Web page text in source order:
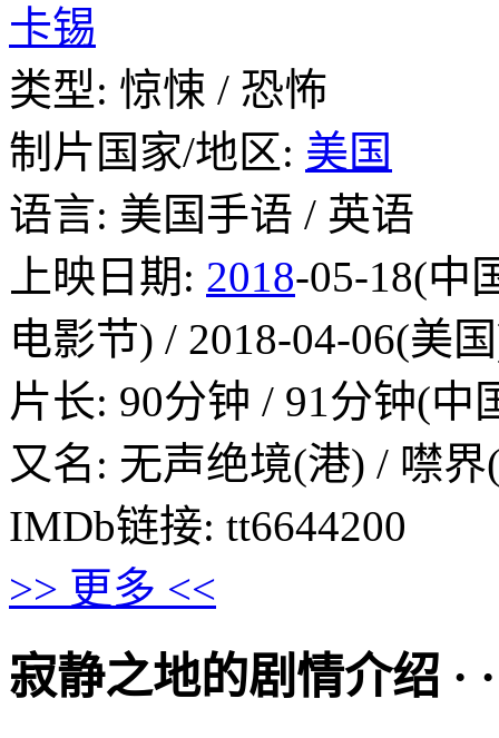
卡锡
类型: 惊悚 / 恐怖
制片国家/地区: 美国
语言: 美国手语 / 英语
上映日期: 2018-05-18(中
电影节) / 2018-04-06(美
片长: 90分钟 / 91分钟(中
又名: 无声绝境(港) / 噤
IMDb链接: tt6644200
>> 更多 <<
寂静之地的剧情介绍 · ·